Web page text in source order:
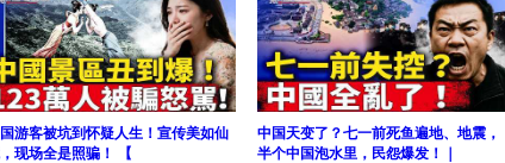
游客被坑到怀疑人生！宣传美如仙
现场全是照骗！ 【
中国天变了？七一前死鱼遍地、地震，
半个中国泡水里，民怨爆发！｜